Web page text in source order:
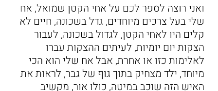
ואני רוצה לספר לכם על אחי הקטן שמואל, אח
שלי בעל צרכים מיוחדים, גדל בשכונה, חיים לא
קלים היו לאחי הקטן, לגדול בשכונה, לעבור
הצקות יום יומיות, לעיתים ההצקות עברו
לאלימות כזו או אחרת, אבל אח שלי הוא הכי
מיוחד, ילד מצחיק בתוך גוף של גבר, לראות את
האיש הזה שוכב במיטה, כולו אור, מקשיב